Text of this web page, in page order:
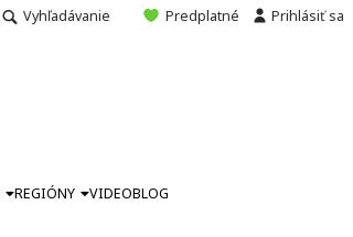
Vyhľadávanie Predplatné Prihlásiť sa
REGIÓNY VIDEOBLOG